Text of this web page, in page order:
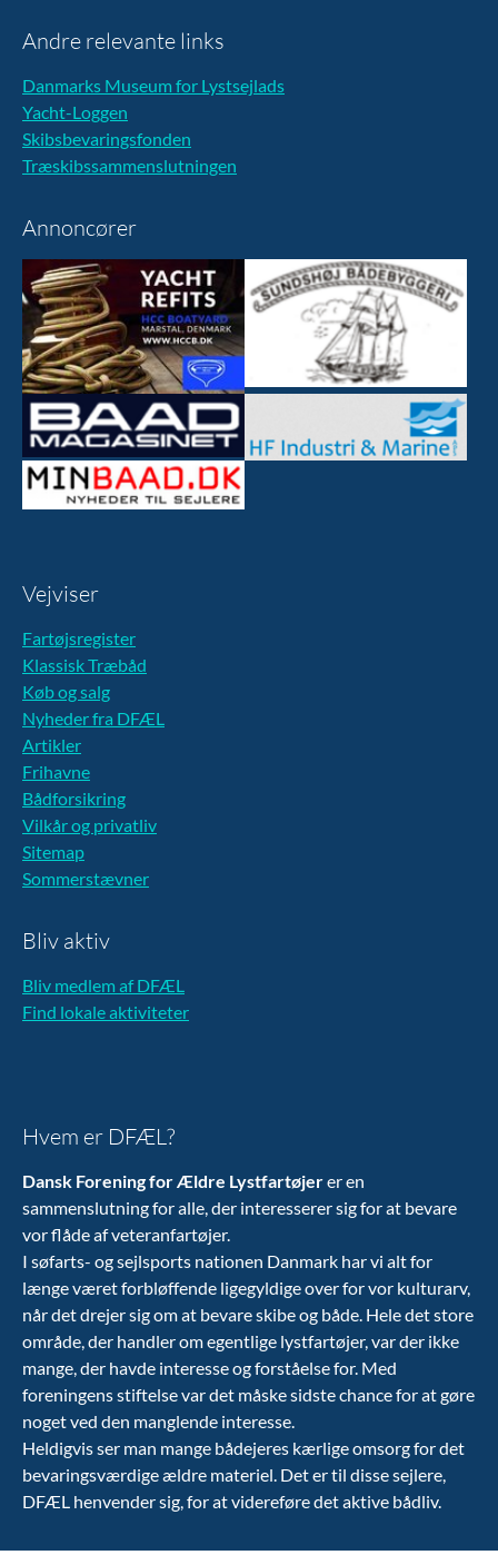
Andre relevante links
Danmarks Museum for Lystsejlads
Yacht-Loggen
Skibsbevaringsfonden
Træskibssammenslutningen
Annoncører
Vejviser
Fartøjsregister
Klassisk Træbåd
Køb og salg
Nyheder fra DFÆL
Artikler
Frihavne
Bådforsikring
Vilkår og privatliv
Sitemap
Sommerstævner
Bliv aktiv
Bliv medlem af DFÆL
Find lokale aktiviteter
Hvem er DFÆL?
Dansk Forening for Ældre Lystfartøjerer en
sammenslutning for alle, der interesserer sig for at bevare
vor flåde af veteranfartøjer.
I søfarts- og sejlsports nationen Danmark har vi alt for
længe været forbløffende ligegyldige over for vor kulturarv,
når det drejer sig om at bevare skibe og både. Hele det store
område, der handler om egentlige lystfartøjer, var der ikke
mange, der havde interesse og forståelse for. Med
foreningens stiftelse var det måske sidste chance for at gøre
noget ved den manglende interesse.
Heldigvis ser man mange bådejeres kærlige omsorg for det
bevaringsværdige ældre materiel. Det er til disse sejlere,
DFÆL henvender sig, for at videreføre det aktive bådliv.